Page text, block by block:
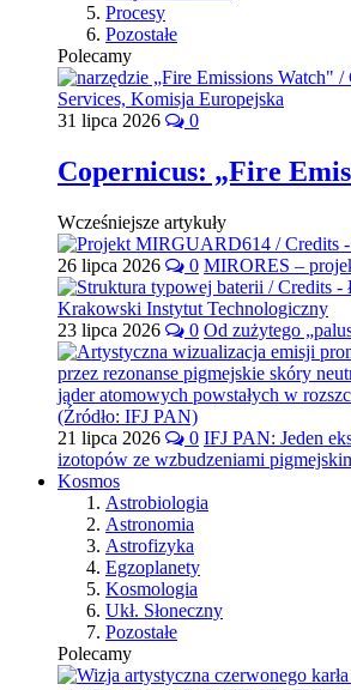
Procesy
Pozostałe
Polecamy
31 lipca 2026 0
Copernicus: „Fire
Wcześniejsze artykuły
26 lipca 2026 0 MIRORES –
23 lipca 2026 0 Od zużytego
21 lipca 2026 0 IFJ PAN: Jeden
izotopów ze wzbudzeniami
Kosmos
Astrobiologia
Astronomia
Astrofizyka
Egzoplanety
Kosmologia
Ukł. Słoneczny
Pozostałe
Polecamy